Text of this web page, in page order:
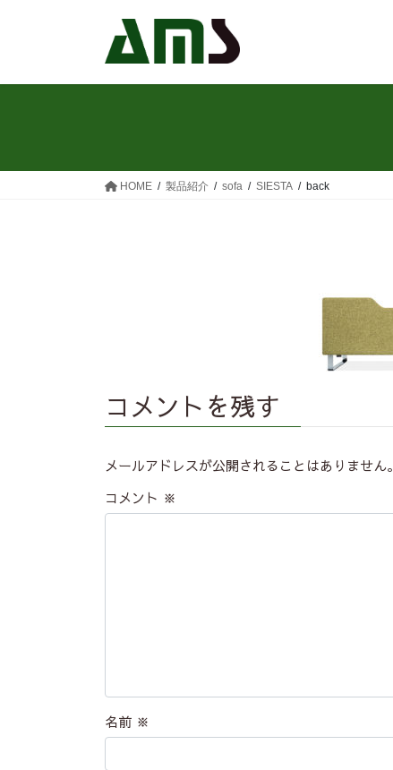
HOME 製品紹介 sofa SIESTA back
コメントを残す
メールアドレスが公開されることはありません。
コメント ※
名前 ※